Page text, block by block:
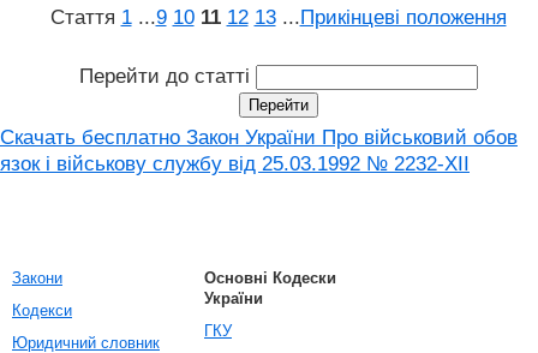
Стаття 1 ...9 10 11 12 13 ...Прикінцеві положення
Перейти до статті
Скачать бесплатно Закон України Про військовий обов
язок і військову службу від 25.03.1992 № 2232-XII
Закони
Кодекси
Юридичний словник
Основні Кодески
України
ГКУ